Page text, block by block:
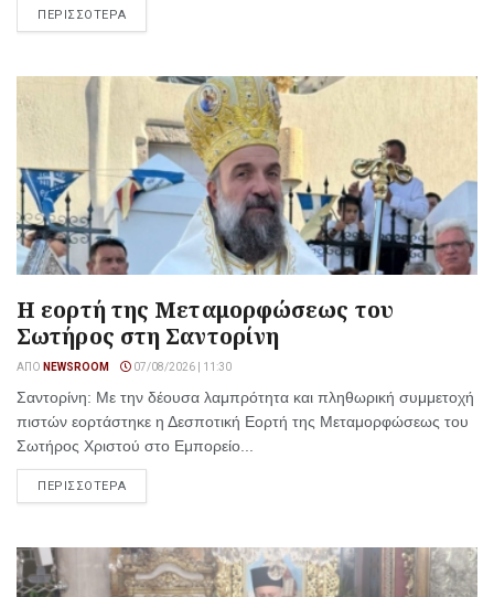
ΠΕΡΙΣΣΟΤΕΡΑ
Η εορτή της Μεταμορφώσεως του
Σωτήρος στη Σαντορίνη
ΑΠΌ NEWSROOM 07/08/2026 | 11:30
Σαντορίνη: Με την δέουσα λαμπρότητα και πληθωρική συμμετοχή
πιστών εορτάστηκε η Δεσποτική Εορτή της Μεταμορφώσεως του
Σωτήρος Χριστού στο Εμπορείο...
ΠΕΡΙΣΣΟΤΕΡΑ